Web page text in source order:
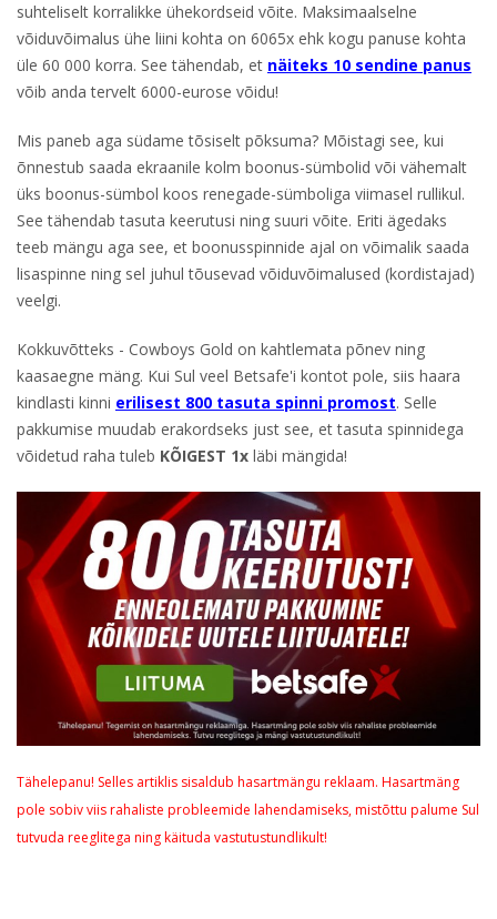
suhteliselt korralikke ühekordseid võite. Maksimaalselne
võiduvõimalus ühe liini kohta on 6065x ehk kogu panuse kohta
üle 60 000 korra. See tähendab, et näiteks 10 sendine panus
võib anda tervelt 6000-eurose võidu!
Mis paneb aga südame tõsiselt põksuma? Mõistagi see, kui
õnnestub saada ekraanile kolm boonus-sümbolid või vähemalt
üks boonus-sümbol koos renegade-sümboliga viimasel rullikul.
See tähendab tasuta keerutusi ning suuri võite. Eriti ägedaks
teeb mängu aga see, et boonusspinnide ajal on võimalik saada
lisaspinne ning sel juhul tõusevad võiduvõimalused (kordistajad)
veelgi.
Kokkuvõtteks - Cowboys Gold on kahtlemata põnev ning
kaasaegne mäng. Kui Sul veel Betsafe'i kontot pole, siis haara
kindlasti kinni erilisest 800 tasuta spinni promost. Selle
pakkumise muudab erakordseks just see, et tasuta spinnidega
võidetud raha tuleb KÕIGEST 1x läbi mängida!
Tähelepanu! Selles artiklis sisaldub hasartmängu reklaam. Hasartmäng
pole sobiv viis rahaliste probleemide lahendamiseks, mistõttu palume Sul
tutvuda reeglitega ning käituda vastutustundlikult!